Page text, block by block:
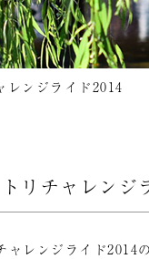
レンジライド2014
リチャレンジ
ャレンジライド2014